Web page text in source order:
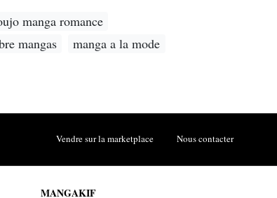
manga romance
mangas
manga a la mode
Vendre sur la marketplace Nous contacter
MANGAKIF